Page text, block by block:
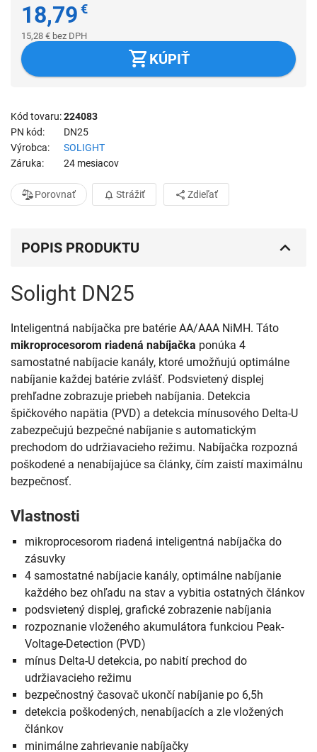
18,79 €
15,28 € bez DPH
KÚPIŤ
Kód tovaru 224083
PN kód
DN25
Výrobca
SOLIGHT
Záruka
24 mesiacov
Porovnať Strážiť Zdieľať
POPIS PRODUKTU
Solight DN25
Inteligentná nabíjačka pre batérie AA/AAA NiMH. Táto
mikroprocesorom riadená nabíjačka ponúka 4
samostatné nabíjacie kanály, ktoré umožňujú optimálne
nabíjanie každej batérie zvlášť. Podsvietený displej
prehľadne zobrazuje priebeh nabíjania. Detekcia
špičkového napätia (PVD) a detekcia mínusového Delta-U
zabezpečujú bezpečné nabíjanie s automatickým
prechodom do udržiavacieho režimu. Nabíjačka rozpozná
poškodené a nenabíjajúce sa články, čím zaistí maximálnu
bezpečnosť.
Vlastnosti
mikroprocesorom riadená inteligentná nabíjačka do
zásuvky
4 samostatné nabíjacie kanály, optimálne nabíjanie
každého bez ohľadu na stav a vybitia ostatných článkov
podsvietený displej, grafické zobrazenie nabíjania
rozpoznanie vloženého akumulátora funkciou Peak-
Voltage-Detection (PVD)
mínus Delta-U detekcia, po nabití prechod do
udržiavacieho režimu
bezpečnostný časovač ukončí nabíjanie po 6,5h
detekcia poškodených, nenabíjacích a zle vložených
článkov
minimálne zahrievanie nabíjačky